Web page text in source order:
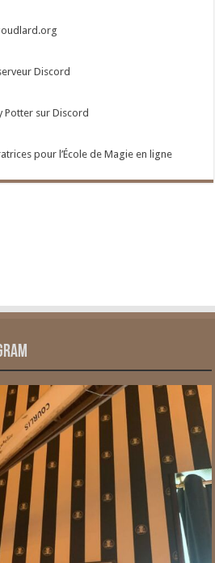
Discord
Potter sur Discord
pour l’École de Magie en ligne